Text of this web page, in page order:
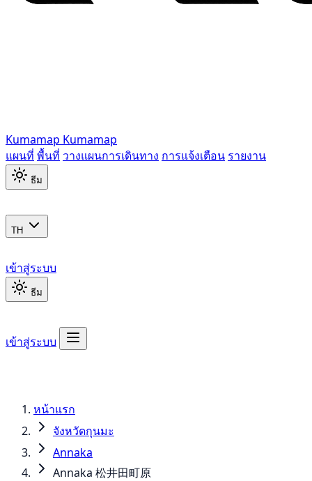
Kumamap Kumamap
แผนที่ พื้นที่ วางแผนการเดินทาง การแจ้งเตือน รายงาน
ธีม
TH
เข้าสู่ระบบ
ธีม
เข้าสู่ระบบ
หน้าแรก
จังหวัดกุนมะ
Annaka
Annaka 松井田町原